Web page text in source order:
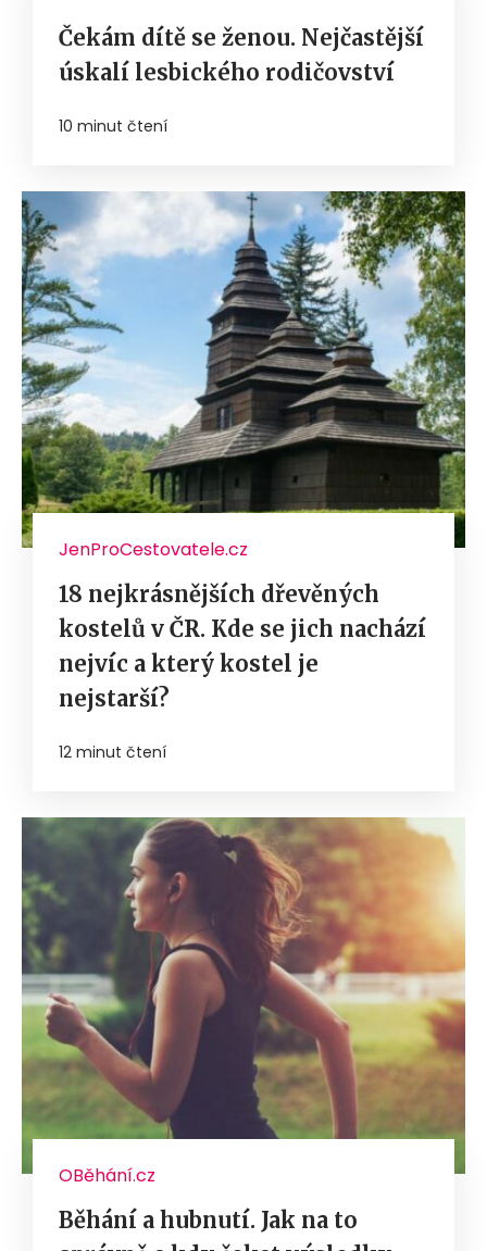
Čekám dítě se ženou. Nejčastější
úskalí lesbického rodičovství
10 minut čtení
JenProCestovatele.cz
18 nejkrásnějších dřevěných
kostelů v ČR. Kde se jich nachází
nejvíc a který kostel je
nejstarší?
12 minut čtení
OBěhání.cz
Běhání a hubnutí. Jak na to